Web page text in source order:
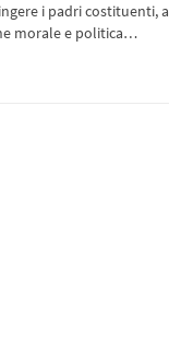
i padri costituenti, a
morale e politica…